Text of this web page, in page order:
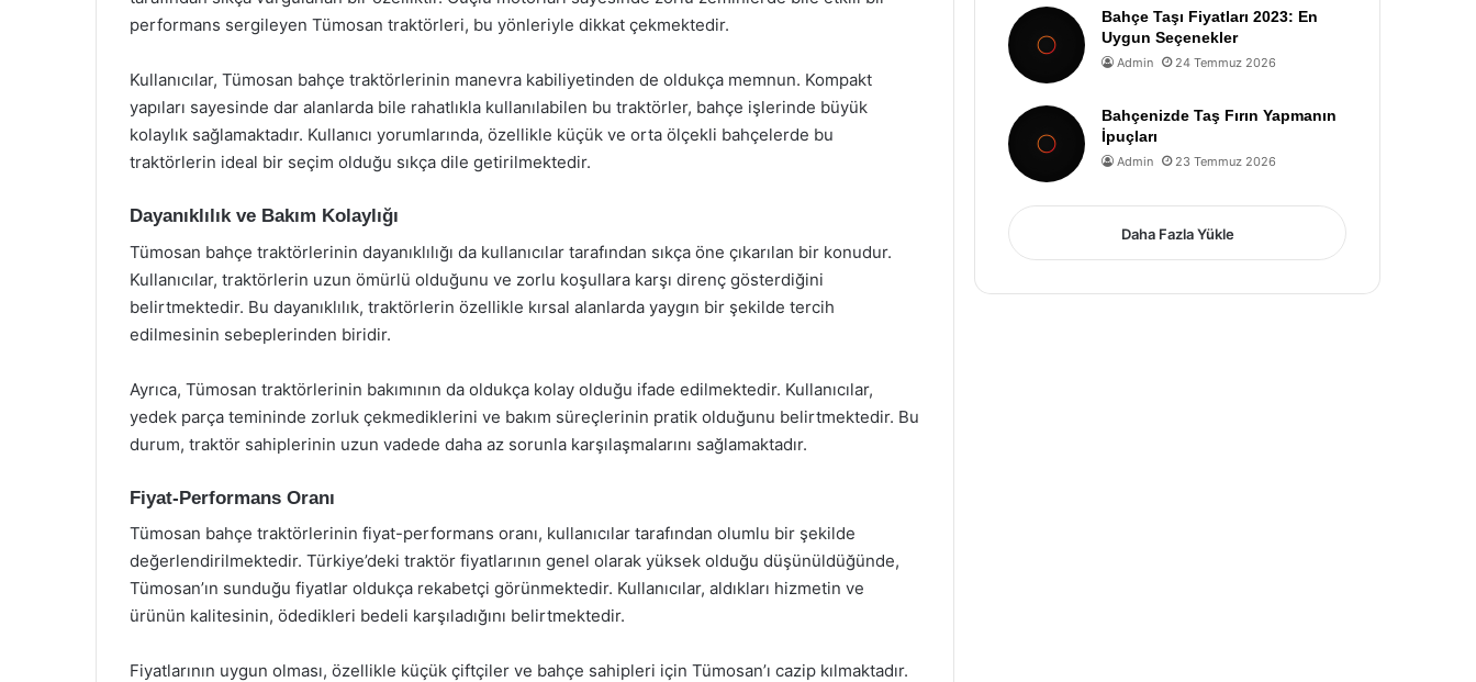
performans sergileyen Tümosan traktörleri, bu yönleriyle dikkat çekmektedir.
Kullanıcılar, Tümosan bahçe traktörlerinin manevra kabiliyetinden de oldukça memnun. Kompakt
yapıları sayesinde dar alanlarda bile rahatlıkla kullanılabilen bu traktörler, bahçe işlerinde büyük
kolaylık sağlamaktadır. Kullanıcı yorumlarında, özellikle küçük ve orta ölçekli bahçelerde bu
traktörlerin ideal bir seçim olduğu sıkça dile getirilmektedir.
Dayanıklılık ve Bakım Kolaylığı
Tümosan bahçe traktörlerinin dayanıklılığı da kullanıcılar tarafından sıkça öne çıkarılan bir konudur.
Kullanıcılar, traktörlerin uzun ömürlü olduğunu ve zorlu koşullara karşı direnç gösterdiğini
belirtmektedir. Bu dayanıklılık, traktörlerin özellikle kırsal alanlarda yaygın bir şekilde tercih
edilmesinin sebeplerinden biridir.
Ayrıca, Tümosan traktörlerinin bakımının da oldukça kolay olduğu ifade edilmektedir. Kullanıcılar,
yedek parça temininde zorluk çekmediklerini ve bakım süreçlerinin pratik olduğunu belirtmektedir. Bu
durum, traktör sahiplerinin uzun vadede daha az sorunla karşılaşmalarını sağlamaktadır.
Fiyat-Performans Oranı
Tümosan bahçe traktörlerinin fiyat-performans oranı, kullanıcılar tarafından olumlu bir şekilde
değerlendirilmektedir. Türkiye’deki traktör fiyatlarının genel olarak yüksek olduğu düşünüldüğünde,
Tümosan’ın sunduğu fiyatlar oldukça rekabetçi görünmektedir. Kullanıcılar, aldıkları hizmetin ve
ürünün kalitesinin, ödedikleri bedeli karşıladığını belirtmektedir.
Fiyatlarının uygun olması, özellikle küçük çiftçiler ve bahçe sahipleri için Tümosan’ı cazip kılmaktadır.
Bahçe Taşı Fiyatları 2023: En
Uygun Seçenekler
Admin 24 Temmuz 2026
Bahçenizde Taş Fırın Yapmanın
İpuçları
Admin 23 Temmuz 2026
Daha Fazla Yükle